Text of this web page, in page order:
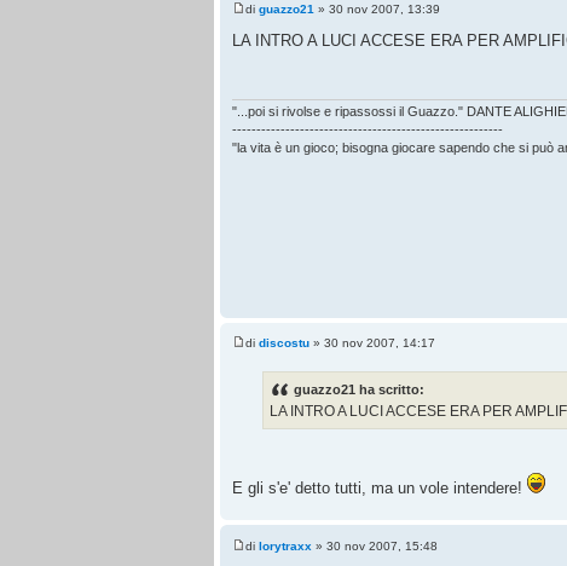
di guazzo21 » 30 nov 2007, 13:39
LA INTRO A LUCI ACCESE ERA PER
"...poi si rivolse e ripassossi il Guazzo." DANTE
--------------------------------------------------------
"la vita è un gioco; bisogna giocare sapendo che si può
di discostu » 30 nov 2007, 14:17
guazzo21 ha scritto:
LA INTRO A LUCI ACCESE ERA PER
E gli s'e' detto tutti, ma un vole intendere!
di lorytraxx » 30 nov 2007, 15:48